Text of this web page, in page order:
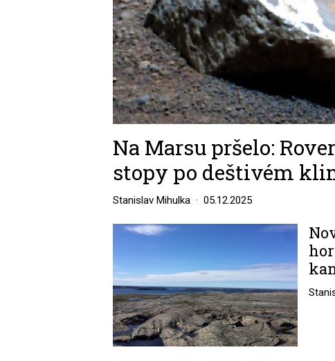
Na Marsu pršelo:
stopy po deštivém
Stanislav Mihulka 05.12.2025
Image